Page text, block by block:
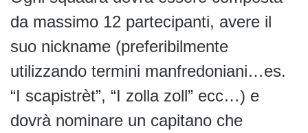
da massimo 12 partecipanti, avere il
suo nickname (preferibilmente
utilizzando termini manfredoniani…es.
“I scapistrèt”, “I zolla zoll” ecc…) e
dovrà nominare un capitano che